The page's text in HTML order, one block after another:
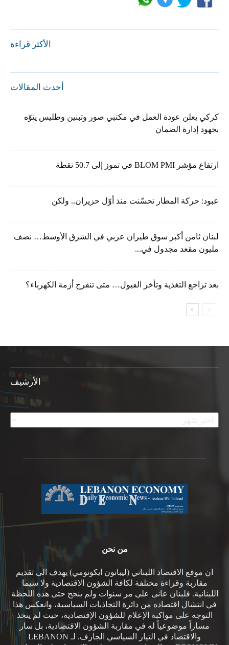
الأكثر قراءة
أحدث المقالات
كركي يعلن عودة العمل في مكتبي صور وتبنين وطليس ينوّه
بجهود إدارة الضمان
ارتفاع مؤشر BLOM PMI في تموز إلى 50.7 نقطة
عبود: حركة المطار تحسّنت منذ أوّل حزيران.. ولكن
لبنان ثامن أكبر سوق طيران عربي في الشرق الأوسط… نصف
مليون مقعد مجدول في...
بعد تراجع التغذية وتأخر الفيول… متى تنفرج أزمة الكهرباء؟
الأرشيف
الأرشيف
من نحن
ان موقع الاقتصاد اللبناني (ليبانون ايكونومي) يهدف الى تقديم
مقاربة وقراءة مختلفة لكافة الشؤون الاقتصادية ولا سيما
اللبنانية. فلبنان عانى على مر سنوات ولم ينجح حتى هذه اللحظة
في انتشال اقتصاده من دائرة التجاذبات السياسية، وانعكس هذا
التوجه على مواكبة الإعلام للشؤون الإقتصادية، حيث لم يتخذ
مساراً موضوعياً له في مقاربة الشؤون الاقتصادية، بل سار
والاقتصاد في التيار السياسي الجارف. لـ LEBANON